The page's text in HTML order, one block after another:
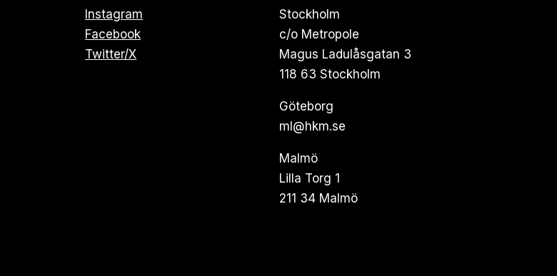
Instagram
Facebook
Twitter/X
Stockholm
c/o Metropole
Magus Ladulåsgatan 3
118 63 Stockholm
Göteborg
ml@hkm.se
Malmö
Lilla Torg 1
211 34 Malmö